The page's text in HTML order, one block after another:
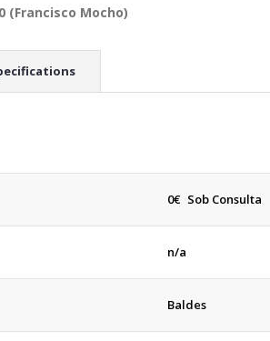
(Francisco Mocho)
0€ Sob Consulta
n/a
Baldes